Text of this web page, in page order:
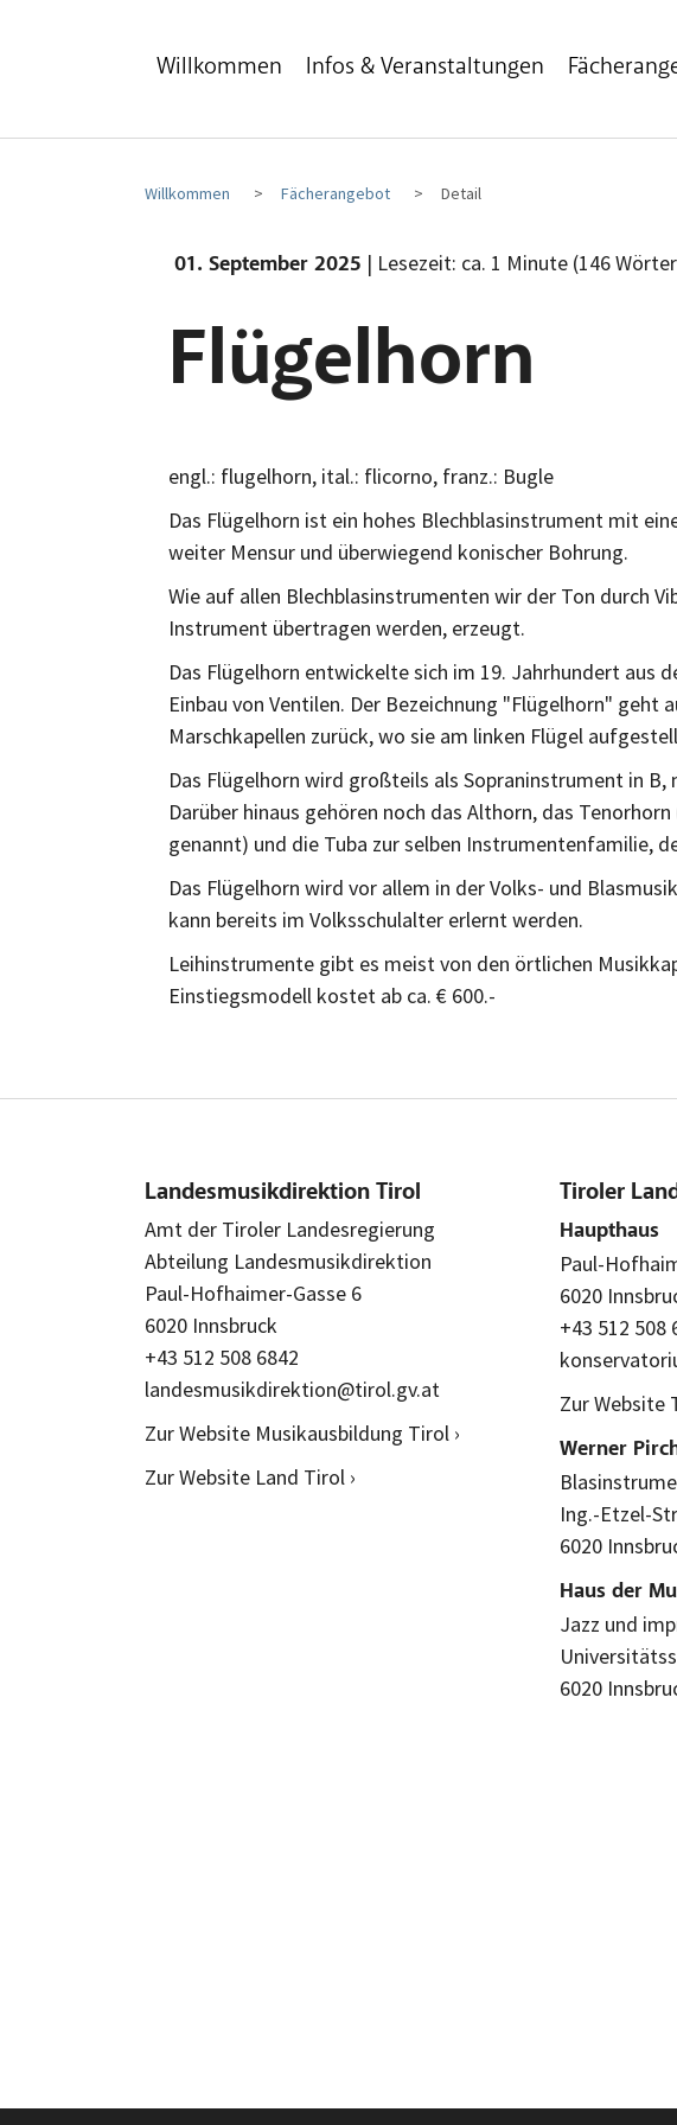
Willkommen Infos & Veranstaltungen
Willkommen Fächerangebot Detail
01. September 2025 | Lesezeit: ca. 1 Minute (146
Flügelhorn
engl.: flugelhorn, ital.: flicorno, franz.: Bugle
Das Flügelhorn ist ein hohes Blechblasinstrument mit
weiter Mensur und überwiegend konischer Bohrung.
Wie auf allen Blechblasinstrumenten wir der Ton durch
Instrument übertragen werden, erzeugt.
Das Flügelhorn entwickelte sich im 19. Jahrhundert aus
Einbau von Ventilen. Der Bezeichnung "Flügelhorn" geht
Marschkapellen zurück, wo sie am linken Flügel
Das Flügelhorn wird großteils als Sopraninstrument in B,
Darüber hinaus gehören noch das Althorn, das
genannt) und die Tuba zur selben Instrumentenfamilie,
Das Flügelhorn wird vor allem in der Volks- und
kann bereits im Volksschulalter erlernt werden.
Leihinstrumente gibt es meist von den örtlichen
Einstiegsmodell kostet ab ca. € 600.-
Landesmusikdirektion Tirol
Amt der Tiroler Landesregierung
Abteilung Landesmusikdirektion
Paul-Hofhaimer-Gasse 6
6020 Innsbruck
+43 512 508 6842
landesmusikdirektion@tirol.gv.at
Zur Website Musikausbildung Tirol ›
Zur Website Land Tirol ›
Tiroler
Haupthaus
Paul-
6020
+43 512 508
Zur Website
Werner
Ing.-Etzel-
6020
Haus der
Jazz und
6020